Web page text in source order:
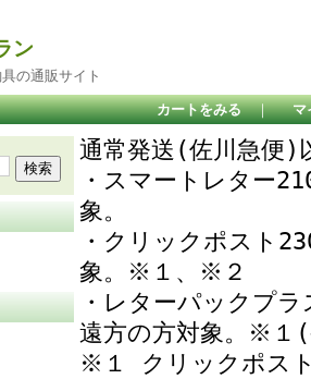
ン
の通販サイト
カートをみる ｜ マ
通常発送(佐川急便)
・スマートレター
象
・クリックポスト
象。※１、※２
・レターパックプ
遠方の方対象。※１
※１ クリックポス